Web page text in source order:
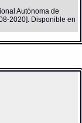
Autónoma de
2020]. Disponible en